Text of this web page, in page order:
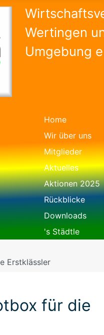
Wertingen
Umgebung
Home
Wir über uns
Mitglieder
Aktuelles
Aktionen 2025
Rückblicke
Downloads
's Städtle
Erstklässler
für die